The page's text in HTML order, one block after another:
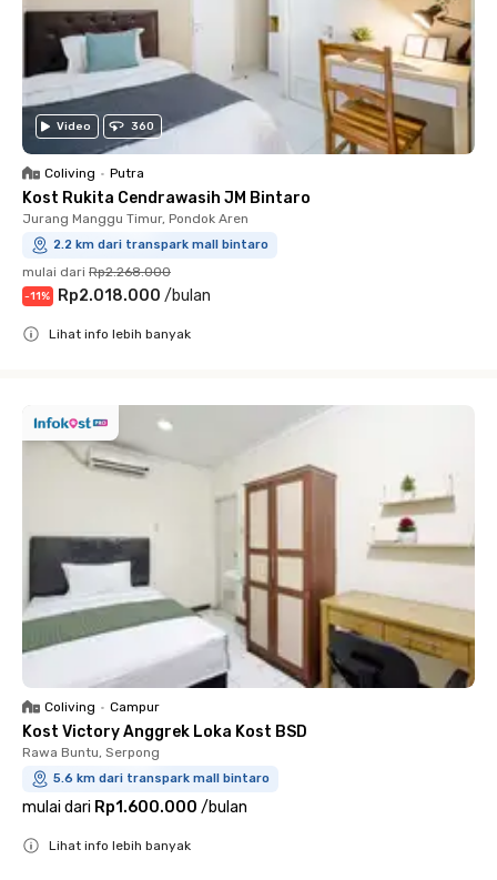
Video 360
Coliving • Putra
Kost Rukita Cendrawasih JM Bintaro
Jurang Manggu Timur, Pondok Aren
2.2 km dari transpark mall bintaro
mulai dari Rp2.268.000
-11% Rp2.018.000 /bulan
Lihat info lebih banyak
Coliving • Campur
Kost Victory Anggrek Loka Kost BSD
Rawa Buntu, Serpong
5.6 km dari transpark mall bintaro
mulai dari Rp1.600.000 /bulan
Lihat info lebih banyak